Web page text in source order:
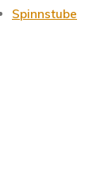
Spinnstube